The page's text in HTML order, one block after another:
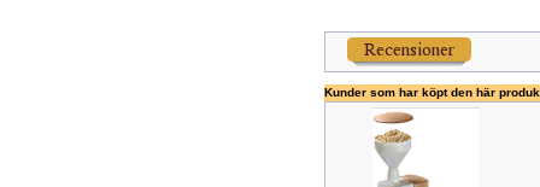
Kunder som har köpt den här